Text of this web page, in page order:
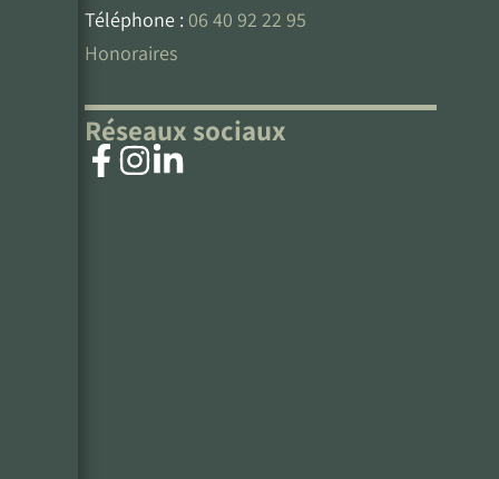
Téléphone : 06 40 92 22 95
Honoraires
Réseaux sociaux